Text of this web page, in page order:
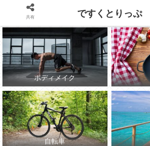
～7月にチャリで海に行かれる体づ
ボディメイク
自転車
共有 ですくとりっぷ